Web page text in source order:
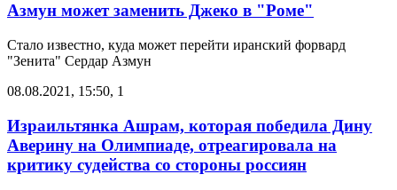
Азмун может заменить Джеко в "Роме"
Стало известно, куда может перейти иранский форвард
"Зенита" Сердар Азмун
08.08.2021, 15:50, 1
Израильтянка Ашрам, которая победила Дину
Аверину на Олимпиаде, отреагировала на
критику судейства со стороны россиян